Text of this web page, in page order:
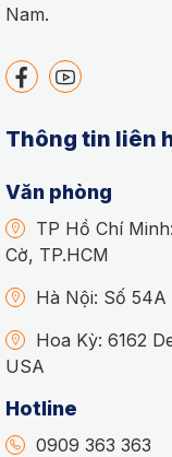
Nam.
Thông tin liên
Văn phòng
TP Hồ Chí
Cờ, TP.HCM
Hà Nội: Số
Hoa Kỳ: 6162
USA
Hotline
0909 363 363